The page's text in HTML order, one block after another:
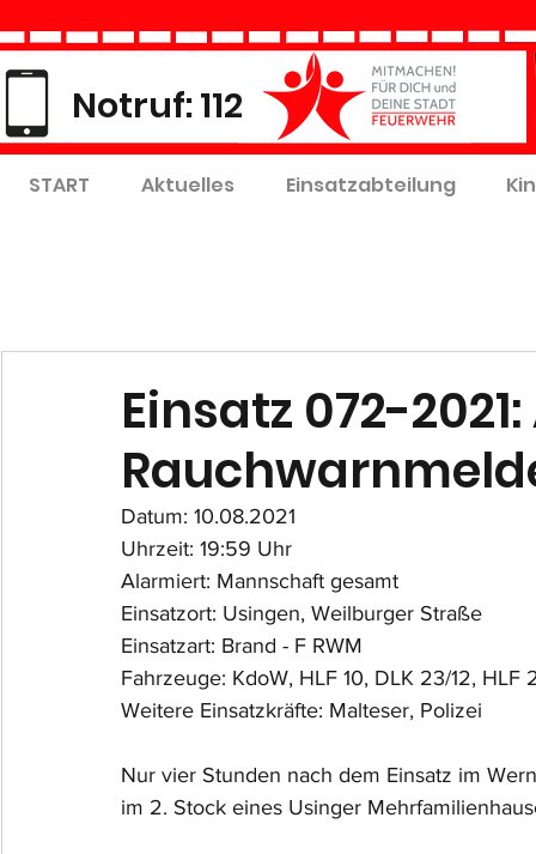
Notruf: 112
START Aktuelles Einsatzabteilung
Einsatz 072-
Datum: 10.08.2021
Uhrzeit: 19:59 Uhr
Alarmiert: Mannschaft gesamt
Einsatzort: Usingen, Weilburger Straße
Einsatzart: Brand - F RWM
Fahrzeuge: KdoW, HLF 10, DLK 23/12, HLF
Weitere Einsatzkräfte: Malteser, Polizei
Nur vier Stunden nach dem Einsatz im
im 2. Stock eines Usinger